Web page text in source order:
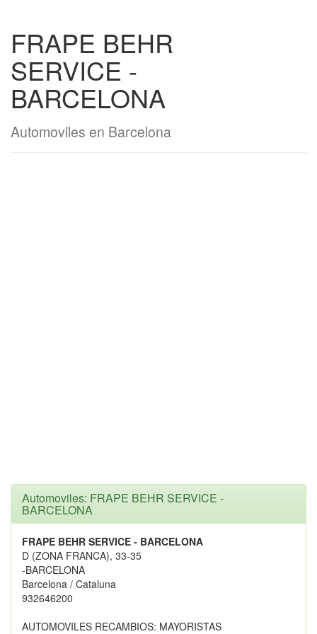
FRAPE BEHR
SERVICE -
BARCELONA
Automoviles en Barcelona
Automoviles: FRAPE BEHR SERVICE -
BARCELONA
FRAPE BEHR SERVICE - BARCELONA
D (ZONA FRANCA), 33-35
-BARCELONA
Barcelona / Cataluna
932646200
AUTOMOVILES RECAMBIOS: MAYORISTAS